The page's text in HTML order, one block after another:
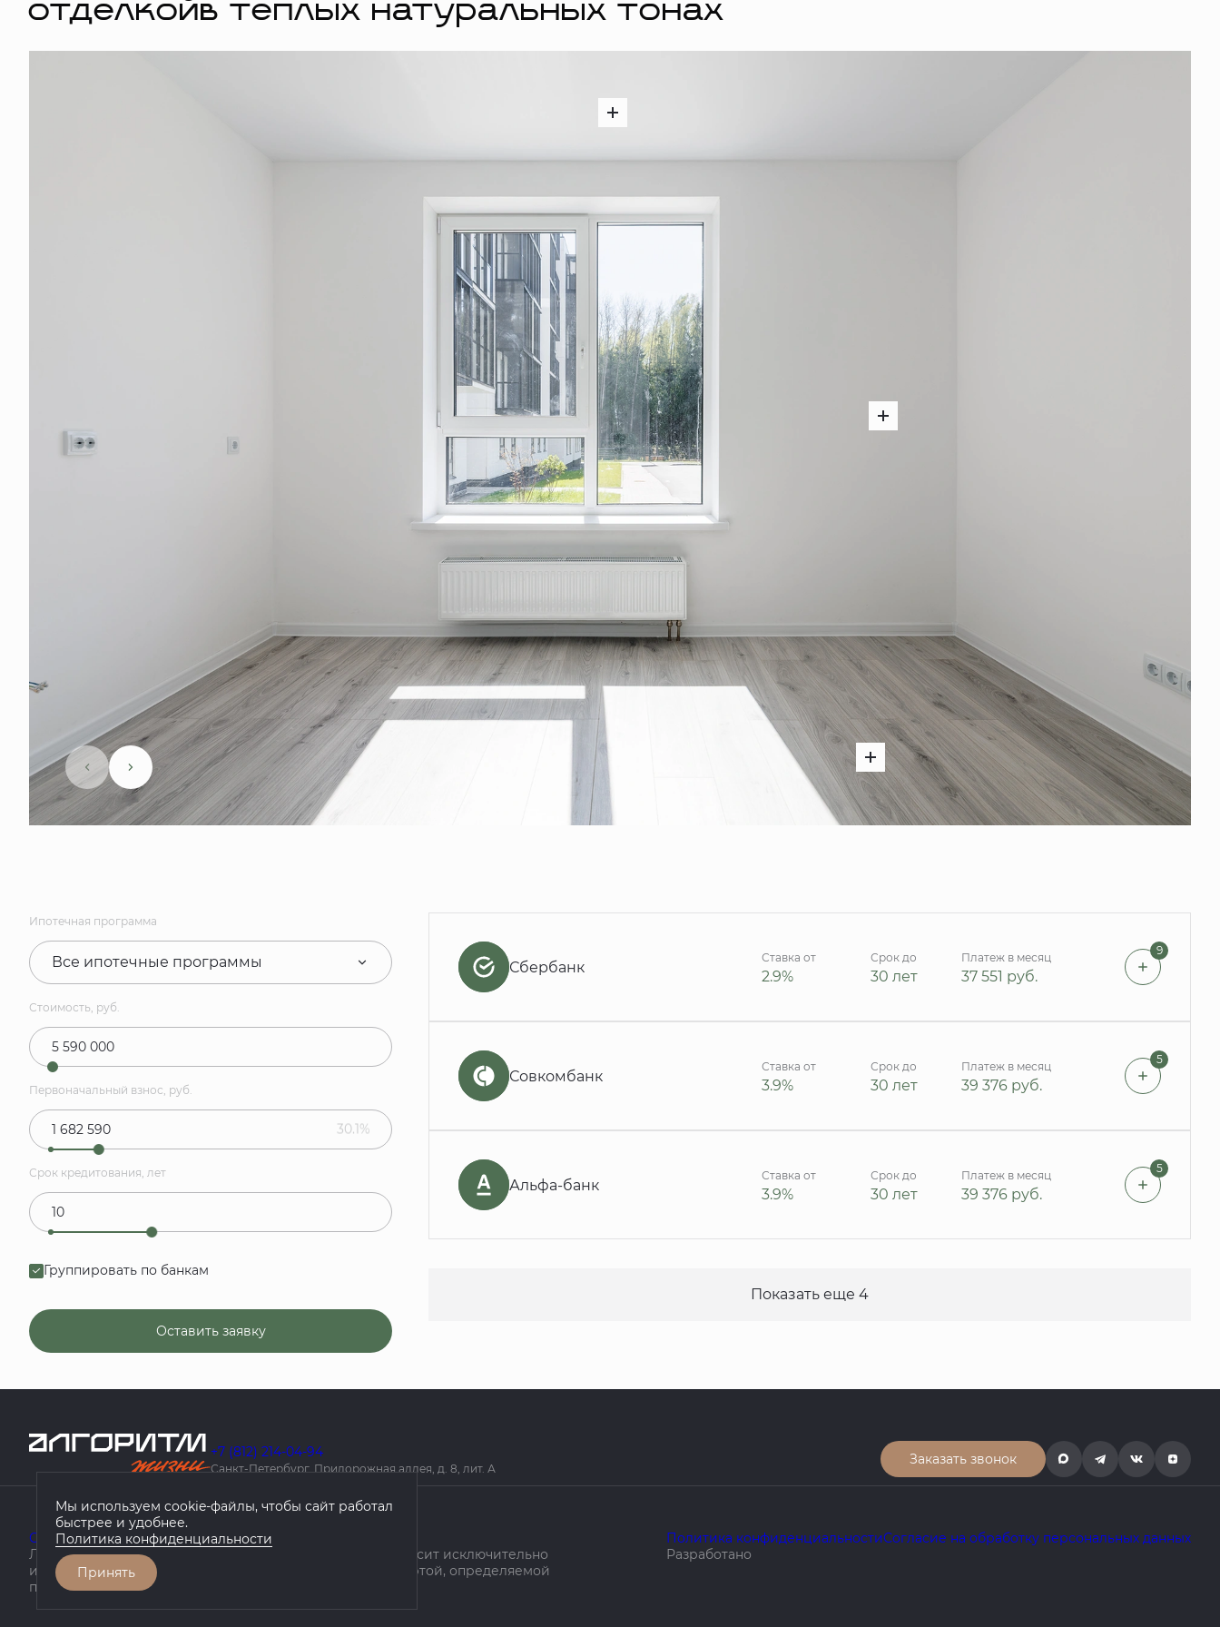
отделкойв тёплых натуральных тонах
Ипотечная программа
Все ипотечные программы
Стоимость, руб.
Первоначальный взнос, руб.
30.1%
Срок кредитования, лет
Группировать по банкам
Оставить заявку
Сбербанк
Ставка от
2.9%
Срок до
30 лет
Платеж в месяц
37 551 руб.
9
Совкомбанк
Ставка от
3.9%
Срок до
30 лет
Платеж в месяц
39 376 руб.
5
Альфа-банк
Ставка от
3.9%
Срок до
30 лет
Платеж в месяц
39 376 руб.
5
Показать еще 4
+7 (812) 214-04-94
Санкт-Петербург, Придорожная аллея, д. 8, лит. А
Заказать звонок
О компанииПроектыГеография проектов
Любая информация, представленная на данном сайте, носит исключительно
информационный характер, не является публичной офертой, определяемой
положениями статьи 437 ГК РФ.
Политика конфиденциальностиСогласие на обработку персональных данных
Разработано
Мы используем cookie-файлы, чтобы сайт работал
быстрее и удобнее.
Политика конфиденциальности
Принять